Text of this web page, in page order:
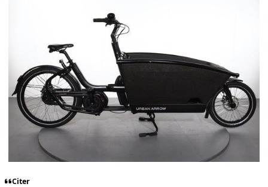
Citer